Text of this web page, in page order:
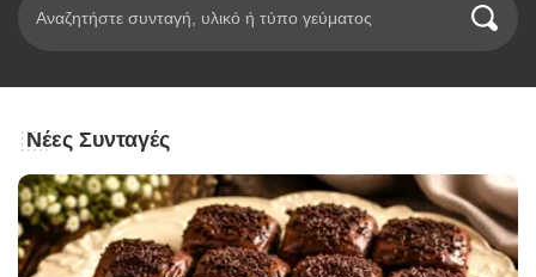
Νέες Συνταγές